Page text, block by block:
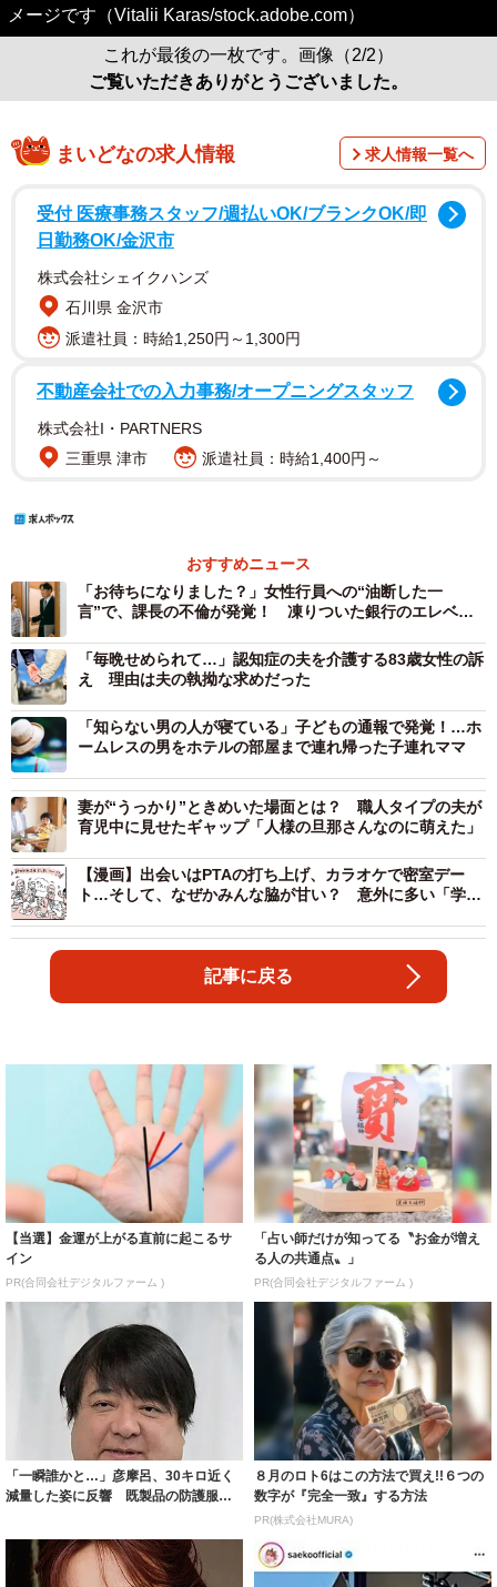
メージです（Vitalii Karas/stock.adobe.com）
これが最後の一枚です。画像（2/2）
ご覧いただきありがとうございました。
まいどなの求人情報 求人情報一覧へ
受付 医療事務スタッフ/週払いOK/ブランクOK/即
日勤務OK/金沢市
株式会社シェイクハンズ
石川県 金沢市
派遣社員：時給1,250円～1,300円
不動産会社での入力事務/オープニングスタッフ
株式会社I・PARTNERS
三重県 津市
派遣社員：時給1,400円～
おすすめニュース
「お待ちになりました？」女性行員への“油断した一
言”で、課長の不倫が発覚！ 凍りついた銀行のエレベー
「毎晩せめられて…」認知症の夫を介護する83歳女性の訴
え 理由は夫の執拗な求めだった
「知らない男の人が寝ている」子どもの通報で発覚！…ホ
ームレスの男をホテルの部屋まで連れ帰った子連れママ
妻が“うっかり”ときめいた場面とは？ 職人タイプの夫が
育児中に見せたギャップ「人様の旦那さんなのに萌えた」
【漫画】出会いはPTAの打ち上げ、カラオケで密室デー
ト…そして、なぜかみんな脇が甘い？ 意外に多い「学校
記事に戻る
【当選】金運が上がる直前に起こるサ
イン
PR(合同会社デジタルファーム )
「占い師だけが知ってる〝お金が増え
る人の共通点〟」
PR(合同会社デジタルファーム )
「一瞬誰かと…」彦摩呂、30キロ近く
減量した姿に反響 既製品の防護服が
８月のロト6はこの方法で買え!!６つの
数字が『完全一致』する方法
PR(株式会社MURA)